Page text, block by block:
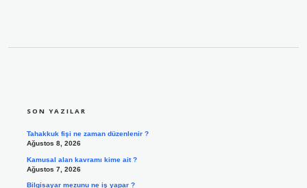
SON YAZILAR
Tahakkuk fişi ne zaman düzenlenir ?
Ağustos 8, 2026
Kamusal alan kavramı kime ait ?
Ağustos 7, 2026
Bilgisayar mezunu ne iş yapar ?